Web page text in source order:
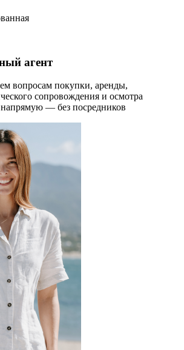
агент
вопросам покупки, аренды,
сопровождения и осмотра
напрямую — без посредников